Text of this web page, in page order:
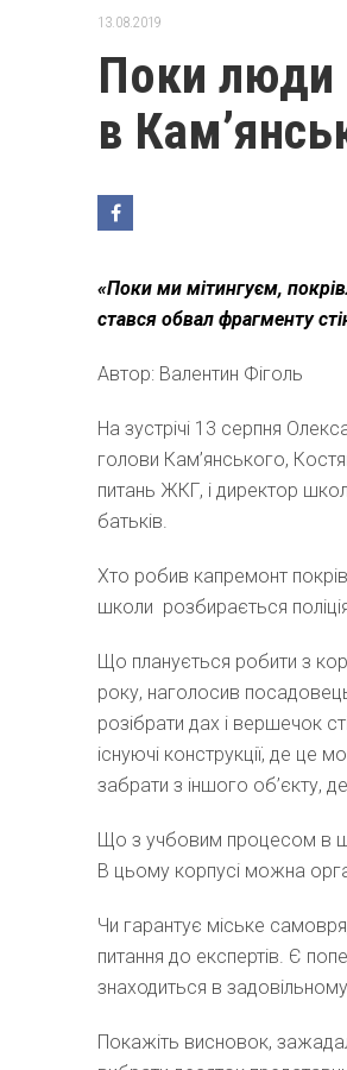
13.08.2019
Поки люди
в
«Поки ми мітингуєм,
стався обвал фрагменту
Автор: Валентин Фіголь
На зустрічі 13 серпня
голови Кам’янського,
питань ЖКГ, і директор
батьків.
Хто робив капремонт
школи розбирається
Що планується робити з
року, наголосив
розібрати дах і вершечок
існуючі конструкції, де це
забрати з іншого об’єкту,
Що з учбовим процесом в
В цьому корпусі можна
Чи гарантує міське
питання до експертів. Є
знаходиться в задовільному
Покажіть висновок,